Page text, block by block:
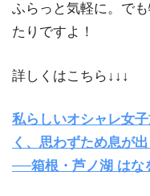
ふらっと気軽に。で
たりですよ！
詳しくはこちら↓↓↓
私らしいオシャレ女
く、思わずため息が
──箱根・芦ノ湖 はな